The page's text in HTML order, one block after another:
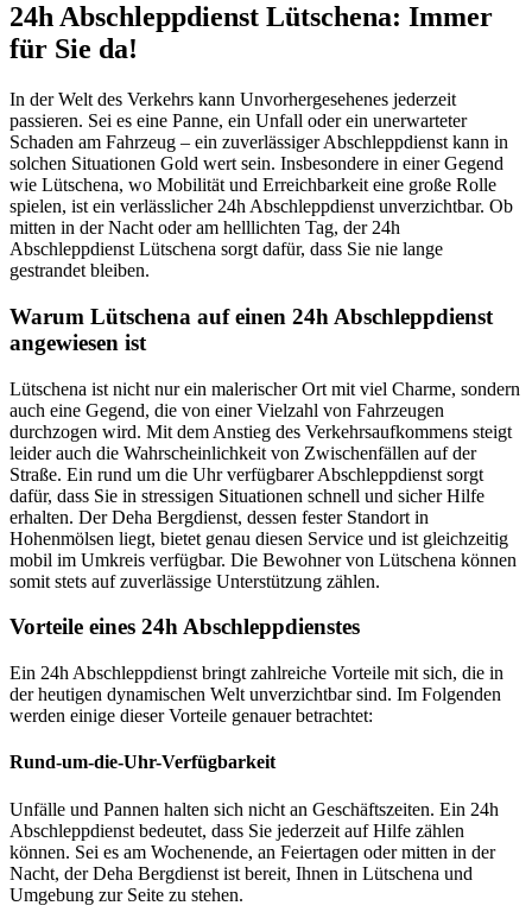
24h Abschleppdienst Lütschena: Immer
für Sie da!
In der Welt des Verkehrs kann Unvorhergesehenes jederzeit
passieren. Sei es eine Panne, ein Unfall oder ein unerwarteter
Schaden am Fahrzeug – ein zuverlässiger Abschleppdienst kann in
solchen Situationen Gold wert sein. Insbesondere in einer Gegend
wie Lütschena, wo Mobilität und Erreichbarkeit eine große Rolle
spielen, ist ein verlässlicher 24h Abschleppdienst unverzichtbar. Ob
mitten in der Nacht oder am helllichten Tag, der 24h
Abschleppdienst Lütschena sorgt dafür, dass Sie nie lange
gestrandet bleiben.
Warum Lütschena auf einen 24h Abschleppdienst
angewiesen ist
Lütschena ist nicht nur ein malerischer Ort mit viel Charme, sondern
auch eine Gegend, die von einer Vielzahl von Fahrzeugen
durchzogen wird. Mit dem Anstieg des Verkehrsaufkommens steigt
leider auch die Wahrscheinlichkeit von Zwischenfällen auf der
Straße. Ein rund um die Uhr verfügbarer Abschleppdienst sorgt
dafür, dass Sie in stressigen Situationen schnell und sicher Hilfe
erhalten. Der Deha Bergdienst, dessen fester Standort in
Hohenmölsen liegt, bietet genau diesen Service und ist gleichzeitig
mobil im Umkreis verfügbar. Die Bewohner von Lütschena können
somit stets auf zuverlässige Unterstützung zählen.
Vorteile eines 24h Abschleppdienstes
Ein 24h Abschleppdienst bringt zahlreiche Vorteile mit sich, die in
der heutigen dynamischen Welt unverzichtbar sind. Im Folgenden
werden einige dieser Vorteile genauer betrachtet:
Rund-um-die-Uhr-Verfügbarkeit
Unfälle und Pannen halten sich nicht an Geschäftszeiten. Ein 24h
Abschleppdienst bedeutet, dass Sie jederzeit auf Hilfe zählen
können. Sei es am Wochenende, an Feiertagen oder mitten in der
Nacht, der Deha Bergdienst ist bereit, Ihnen in Lütschena und
Umgebung zur Seite zu stehen.